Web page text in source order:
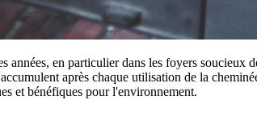
en particulier dans les foyers soucieux
après chaque utilisation de la
et bénéfiques pour l'environnement.